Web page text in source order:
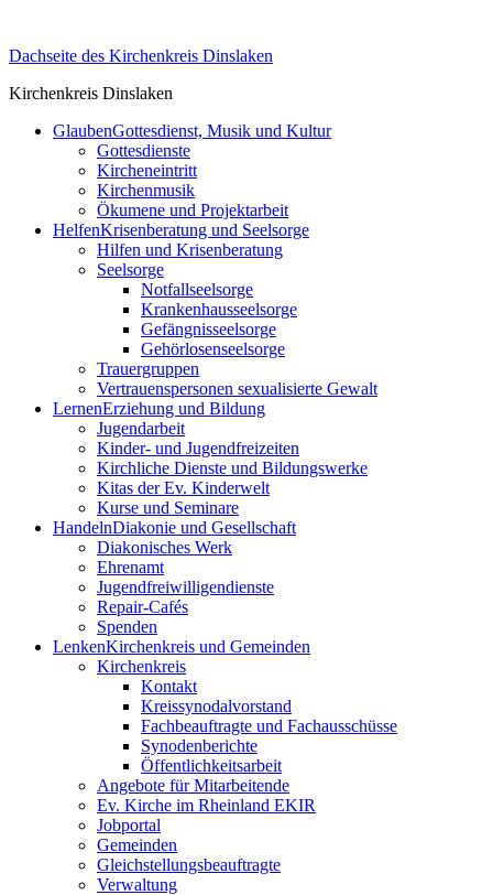
content
Dachseite des Kirchenkreis Dinslaken
Kirchenkreis Dinslaken
GlaubenGottesdienst, Musik und Kultur
Gottesdienste
Kircheneintritt
Kirchenmusik
Ökumene und Projektarbeit
HelfenKrisenberatung und Seelsorge
Hilfen und Krisenberatung
Seelsorge
Notfallseelsorge
Krankenhausseelsorge
Gefängnisseelsorge
Gehörlosenseelsorge
Trauergruppen
Vertrauenspersonen sexualisierte Gewalt
LernenErziehung und Bildung
Jugendarbeit
Kinder- und Jugendfreizeiten
Kirchliche Dienste und Bildungswerke
Kitas der Ev. Kinderwelt
Kurse und Seminare
HandelnDiakonie und Gesellschaft
Diakonisches Werk
Ehrenamt
Jugendfreiwilligendienste
Repair-Cafés
Spenden
LenkenKirchenkreis und Gemeinden
Kirchenkreis
Kontakt
Kreissynodalvorstand
Fachbeauftragte und Fachausschüsse
Synodenberichte
Öffentlichkeitsarbeit
Angebote für Mitarbeitende
Ev. Kirche im Rheinland EKIR
Jobportal
Gemeinden
Gleichstellungs­­­beauftragte
Verwaltung